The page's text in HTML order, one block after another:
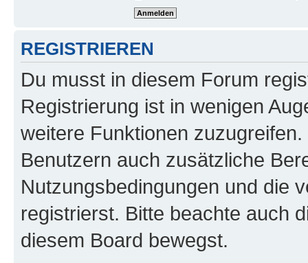
REGISTRIEREN
Du musst in diesem Forum
Registrierung ist in wenigen
weitere Funktionen
Benutzern auch zusätzliche
Nutzungsbedingungen und die
registrierst. Bitte beachte auch
diesem Board bewegst.